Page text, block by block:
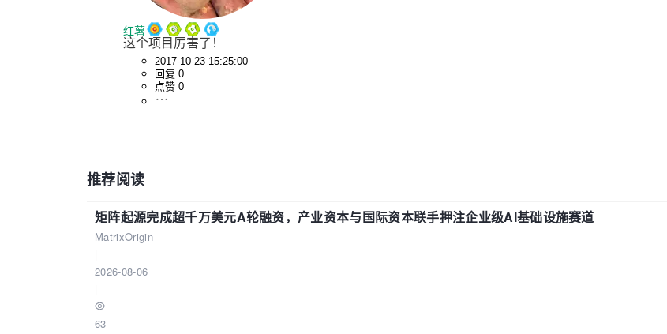
红薯
这个项目厉害了！
2017-10-23 15:25:00
回复 0
点赞 0
推荐阅读
矩阵起源完成超千万美元A轮融资，产业资本与国际资本联手押注企业级AI基础设施赛道
MatrixOrigin
2026-08-06
63